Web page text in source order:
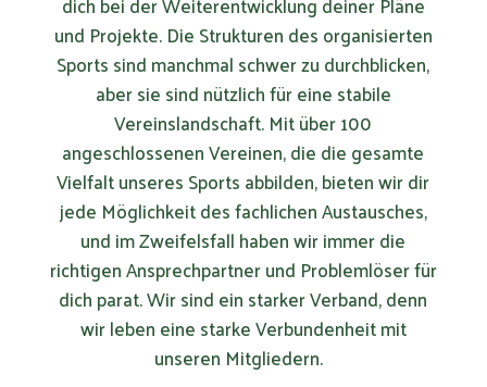
und Projekte. Die Strukturen des organisierten
Sports sind manchmal schwer zu durchblicken,
aber sie sind nützlich für eine stabile
Vereinslandschaft. Mit über 100
angeschlossenen Vereinen, die die gesamte
Vielfalt unseres Sports abbilden, bieten wir dir
jede Möglichkeit des fachlichen Austausches,
und im Zweifelsfall haben wir immer die
richtigen Ansprechpartner und Problemlöser für
dich parat. Wir sind ein starker Verband, denn
wir leben eine starke Verbundenheit mit
unseren Mitgliedern.